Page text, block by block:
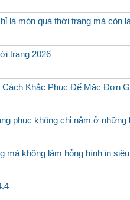
là món quà thời trang mà
trang 2026
Cách Khắc Phục Để Mặc Đơn
phục không chỉ nằm ở
mà không làm hỏng hình in